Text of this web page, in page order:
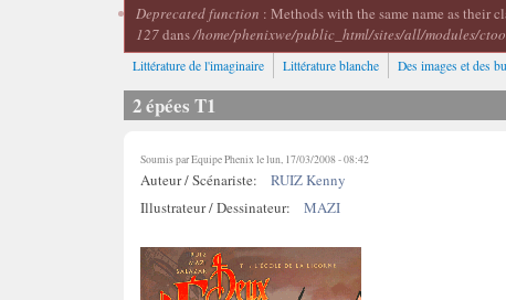
Deprecated function : Methods with the same name as their
127dans/home/phenixwe/public_html/sites/all/modules/
Littérature de l'imaginaire Littérature blanche Des images et des
2 épées T1
Soumis parEquipe Phenixle lun, 17/03/2008 - 08:42
Auteur / Scénariste:
RUIZ Kenny
Illustrateur / Dessinateur:
MAZI